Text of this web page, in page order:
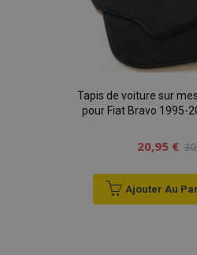
Tapis de voiture sur
pour Fiat Bravo 1995-
20,95 €
Ajouter Au